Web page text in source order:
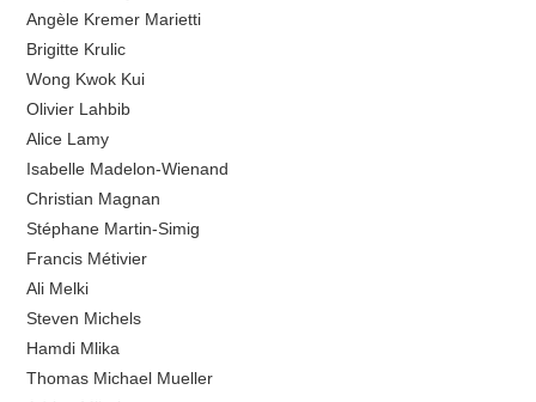
Angèle Kremer Marietti
Brigitte Krulic
Wong Kwok Kui
Olivier Lahbib
Alice Lamy
Isabelle Madelon-Wienand
Christian Magnan
Stéphane Martin-Simig
Francis Métivier
Ali Melki
Steven Michels
Hamdi Mlika
Thomas Michael Mueller